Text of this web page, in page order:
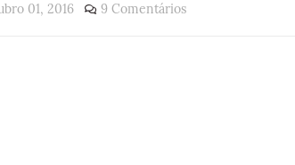
01, 2016 9 Comentários